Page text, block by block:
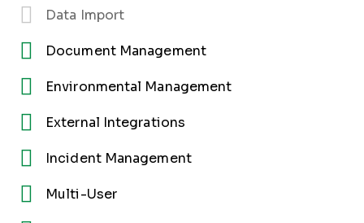
Data Import
Document Management
Environmental Management
External Integrations
Incident Management
Multi-User